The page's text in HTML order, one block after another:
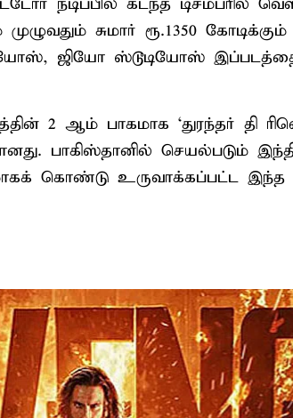
சுமார் ரூ.1350
ஜியோ ஸ்டூடியோஸ்
2 ஆம் பாகமாக ‘துரந்தர் தி
பாகிஸ்தானில் செயல்படும்
கொண்டு உருவாக்கப்பட்ட இந்த